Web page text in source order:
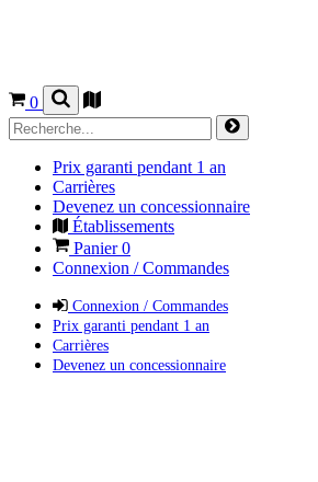
0
Prix garanti pendant 1 an
Carrières
Devenez un concessionnaire
Établissements
Panier0
Connexion / Commandes
Connexion / Commandes
Prix garanti pendant 1 an
Carrières
Devenez un concessionnaire